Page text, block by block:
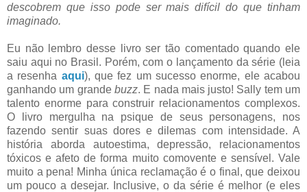
descobrem que isso pode ser mais difícil do que tinham
imaginado.
Eu não lembro desse livro ser tão comentado quando ele
saiu aqui no Brasil. Porém, com o lançamento da série (leia
a resenha aqui), que fez um sucesso enorme, ele acabou
ganhando um grande buzz. E nada mais justo! Sally tem um
talento enorme para construir relacionamentos complexos.
O livro mergulha na psique de seus personagens, nos
fazendo sentir suas dores e dilemas com intensidade. A
história aborda autoestima, depressão, relacionamentos
tóxicos e afeto de forma muito comovente e sensível. Vale
muito a pena! Minha única reclamação é o final, que deixou
um pouco a desejar. Inclusive, o da série é melhor (e eles